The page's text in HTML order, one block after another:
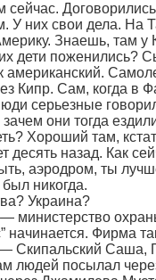
У них свои дела. На
Знаешь, там у
их дети поженились?
американский.
Кипр. Сам, когда в
серьезные
они тогда
Хороший там,
десять назад. Как
аэродром, ты
никогда.
Украина?
министерство
начинается. Фирма
Скипальский Саша,
людей посылал